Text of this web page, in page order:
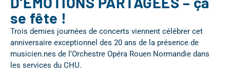
se fête !
Trois demies journées de concerts viennent célébrer cet
anniversaire exceptionnel des 20 ans de la présence de
musicien.nes de l’Orchestre Opéra Rouen Normandie dans
les services du CHU.